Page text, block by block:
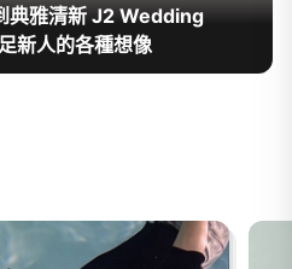
典雅清新 J2 Wedding
新人的各種想像